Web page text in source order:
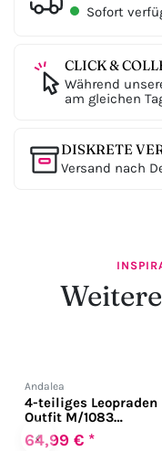
Sofort
CLICK &
Während
am gleichen
DISKRETE
Versand nach
‹
Andalea
4-teiliges Leopraden
Outfit M/1083
schwarz/weiß
64,99 € *